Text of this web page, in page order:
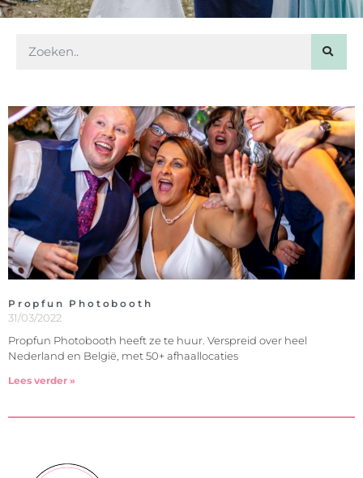
Propfun Photobooth
31/03/2022
Propfun Photobooth heeft ze te huur. Verspreid over heel
Nederland en België, met 50+ afhaallocaties
Lees verder »